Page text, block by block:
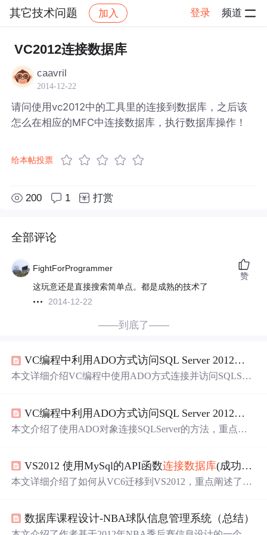
其它技术问题 加入 登录 频道
社区 其它技术问题
VC2012连接数据库
caavril
2014-12-22
请问使用vc2012中的工具里的连接到数据库，之后该
怎么在相应的MFC中连接数据库，执行数据库操作！
给本帖投票
200 1 打赏
全部评论
FightForProgrammer
这玩意还是直接搜索简单点。都是成熟的技术了
2014-12-22
赞
——到底了——
VC编程中利用ADO方式访问SQL Server 2012数据库-
本文详细介绍VC编程中使用ADO方式连接并访问SQLServ
VC编程中利用ADO方式访问SQL Server 2012数据库（1）-
本文介绍了使用ADO对象连接SQLServer的方法，重点讲
VS2012 使用MySql的API函数连接数据库(成功)， 以及使用mysql-connector-c++-1.1.3遇到的问题!
本文详细介绍了如何从VC6迁移到VS2012，重点阐述了使
码，作者最终成功解决了使用API连接数据库的挑战。同
时，分享了在使用MySQL-Connector C++时遇到的配置和
数据库课程设计-NBA球队信息管理系统（总结）